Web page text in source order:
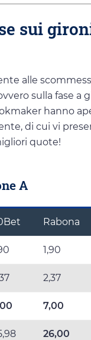
sui
alle
sulla fase a
hanno
di cui vi
quote!
A
Rabona
1,90
2,37
7,00
26,00